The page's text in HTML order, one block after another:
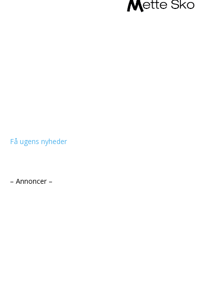
Få ugens nyheder
– Annoncer –